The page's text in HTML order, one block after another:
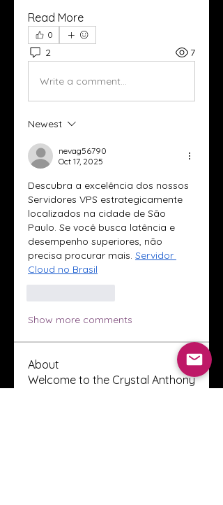
Read More
0
2 7
Write a comment...
Newest
nevag56790
Oct 17, 2025
Descubra a excelência dos nossos
Servidores VPS estrategicamente
localizados na cidade de São
Paulo. Se você busca latência e
desempenho superiores, não
precisa procurar mais. Servidor
Cloud no Brasil
Show more comments
About
Welcome to the Crystal Anthony